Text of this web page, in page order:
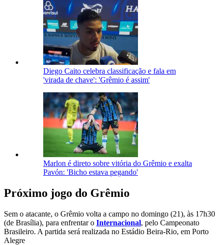
Diego Caito celebra classificação e fala em
'virada de chave': 'Grêmio é assim'
Marlon é direto sobre vitória do Grêmio e exalta
Pavón: 'Bicho estava pegando'
Próximo jogo do Grêmio
Sem o atacante, o Grêmio volta a campo no domingo (21), às 17h30
(de Brasília), para enfrentar o Internacional, pelo Campeonato
Brasileiro. A partida será realizada no Estádio Beira-Rio, em Porto
Alegre